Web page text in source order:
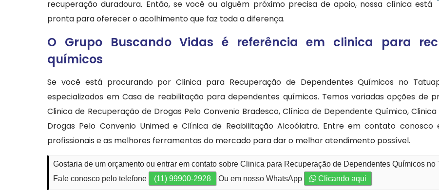
recuperação duradoura. Então, se você ou alguém próximo precisa de apoio, nossa clínica está
pronta para oferecer o acolhimento que faz toda a diferença.
O Grupo Buscando Vidas é referência em clinica para
químicos
Se você está procurando por Clinica para Recuperação de Dependentes Químicos no
especializados em Casa de reabilitação para dependentes químicos. Temos variadas opções de
Clinica de Recuperação de Drogas Pelo Convenio Bradesco, Clínica de Dependente Químico,
Drogas Pelo Convenio Unimed e Clínica de Reabilitação Alcoólatra. Entre em contato
profissionais e as melhores ferramentas do mercado para dar o melhor atendimento possível.
Gostaria de um orçamento ou entrar em contato sobre Clinica para Recuperação de Dependentes Químicos no
Fale conosco pelo telefone
(11) 99900-2928 Ou em nosso WhatsApp Clicando aqui